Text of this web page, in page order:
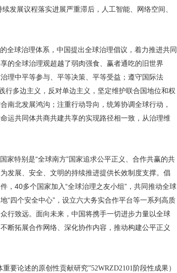
发展议程落实进展严重滞后，人工智能、网络空间、
全球治理体系，中国提出全球治理倡议，着力推进共同
的全球治理观超越了弱肉强食、赢者通吃的旧世界
理中平等参与、平等决策、平等受益；遵守国际法
行多边主义，反对单边主义，坚定维护联合国地位和权
南北发展鸿沟；注重行动导向，统筹协调全球行动，
运共同体共商共建共享的实现路径相一致，从治理维
家特别是“全球南方”国家追求公平正义、合作共赢的共
发展、安全、文明的持续推进提供长效制度支撑。倡
，40多个国家加入“全球治理之友小组”，共同推动全球
“四个安全中心”，设立六大务实合作平台等一系列高质
行致远。面向未来，中国将携手一切进步力量以全球
断拓展合作网络、深化协作内容，推动构建公平正义
要论述的原创性贡献研究”52WRZD2101阶段性成果）